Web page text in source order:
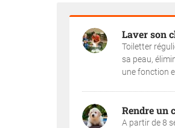
Laver son
Toiletter
sa peau,
une fonction
Rendre un
A partir de 8